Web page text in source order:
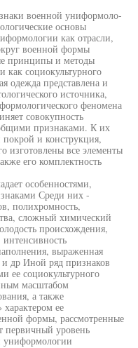
военной униформоло-
основы
как отрасли,
военной формы
принципы и методы
как социокультурного
одежда представлена и
источника,
феномена
совокупность
признаками. К их
и конструкция,
изготовлены все элементы
его комплектность
особенностями,
Среди них -
полихромность,
сложный химический
происхождения,
выраженная
и др Иной ряд признаков
ее социокультурного
масштабом
а также
ее
формы, рассмотренные
первичный уровень
униформологии